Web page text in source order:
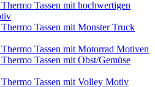
Tassen mit hochwertigen
Tassen mit Monster Truck
Tassen mit Motorrad Motiven
Tassen mit Obst/Gemüse
Tassen mit Volley Motiv